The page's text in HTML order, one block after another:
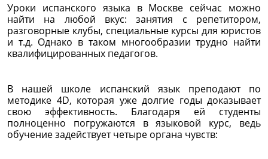
Уроки испанского языка в Москве сейчас можно
найти на любой вкус: занятия с репетитором,
разговорные клубы, специальные курсы для юристов
и т.д. Однако в таком многообразии трудно найти
квалифицированных педагогов.
В нашей школе испанский язык преподают по
методике 4D, которая уже долгие годы доказывает
свою эффективность. Благодаря ей студенты
полноценно погружаются в языковой курс, ведь
обучение задействует четыре органа чувств: